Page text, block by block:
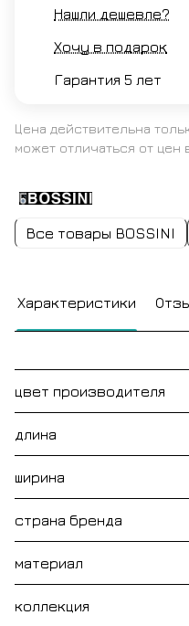
Нашли дешевле?
Хочу в подарок
Гарантия 5 лет
Цена действительна
может отличаться от цен
Все товары BOSSINI
Характеристики
цвет производителя
длина
ширина
страна бренда
материал
коллекция